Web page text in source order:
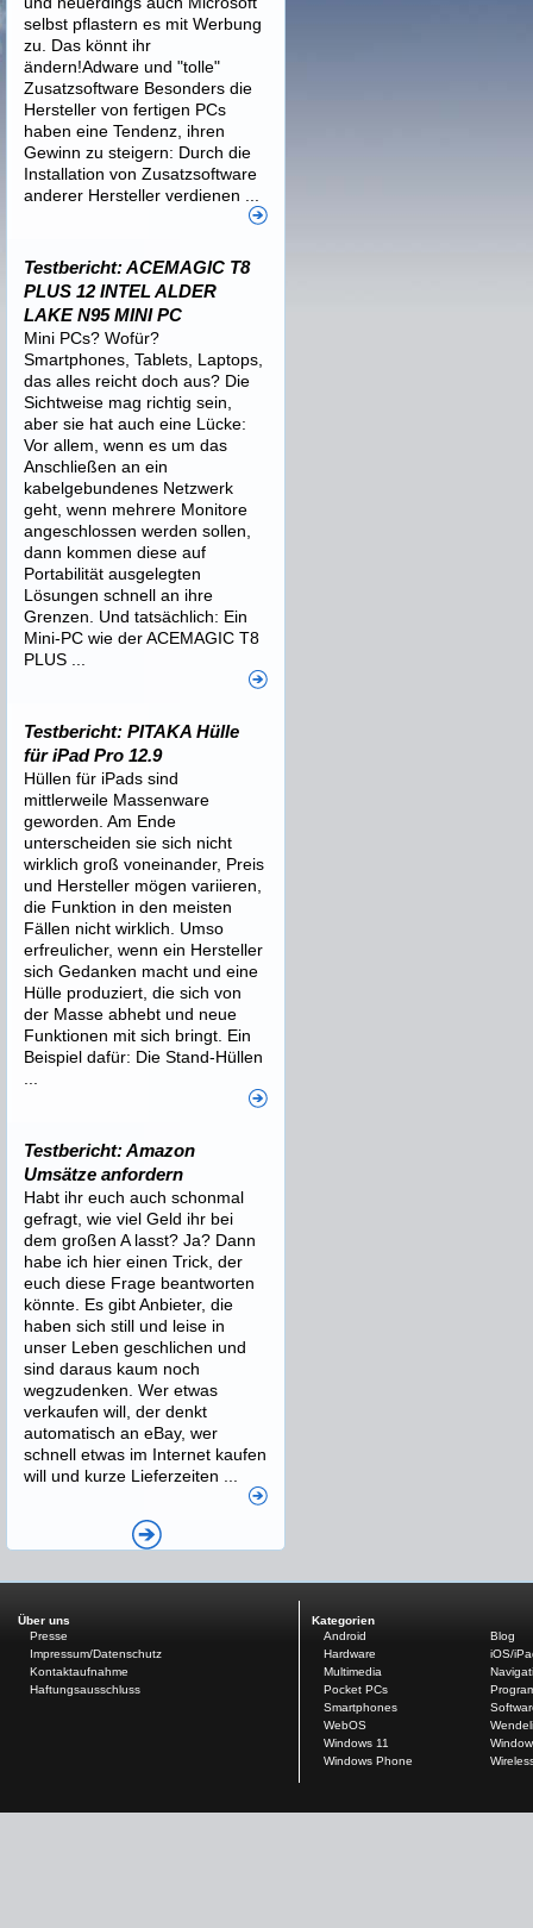
selbst pflastern es mit Werbung
zu. Das könnt ihr
ändern!Adware und "tolle"
Zusatzsoftware Besonders die
Hersteller von fertigen PCs
haben eine Tendenz, ihren
Gewinn zu steigern: Durch die
Installation von Zusatzsoftware
anderer Hersteller verdienen ...
Testbericht: ACEMAGIC T8
PLUS 12 INTEL ALDER
LAKE N95 MINI PC
Mini PCs? Wofür?
Smartphones, Tablets, Laptops,
das alles reicht doch aus? Die
Sichtweise mag richtig sein,
aber sie hat auch eine Lücke:
Vor allem, wenn es um das
Anschließen an ein
kabelgebundenes Netzwerk
geht, wenn mehrere Monitore
angeschlossen werden sollen,
dann kommen diese auf
Portabilität ausgelegten
Lösungen schnell an ihre
Grenzen. Und tatsächlich: Ein
Mini-PC wie der ACEMAGIC T8
PLUS ...
Testbericht: PITAKA Hülle
für iPad Pro 12.9
Hüllen für iPads sind
mittlerweile Massenware
geworden. Am Ende
unterscheiden sie sich nicht
wirklich groß voneinander, Preis
und Hersteller mögen variieren,
die Funktion in den meisten
Fällen nicht wirklich. Umso
erfreulicher, wenn ein Hersteller
sich Gedanken macht und eine
Hülle produziert, die sich von
der Masse abhebt und neue
Funktionen mit sich bringt. Ein
Beispiel dafür: Die Stand-Hüllen
Testbericht: Amazon
Umsätze anfordern
Habt ihr euch auch schonmal
gefragt, wie viel Geld ihr bei
dem großen A lasst? Ja? Dann
habe ich hier einen Trick, der
euch diese Frage beantworten
könnte. Es gibt Anbieter, die
haben sich still und leise in
unser Leben geschlichen und
sind daraus kaum noch
wegzudenken. Wer etwas
verkaufen will, der denkt
automatisch an eBay, wer
schnell etwas im Internet kaufen
will und kurze Lieferzeiten ...
Über uns
Presse
Impressum/Datenschutz
Kontaktaufnahme
Haftungsausschluss
Kategorien
Android
Blog
Hardware
iOS/
Multimedia
Pocket PCs
Smartphones
WebOS
Windows 11
Windows Phone